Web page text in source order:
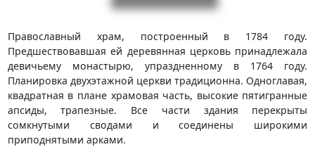
Православный храм, построенный в 1784 году.
Предшествовавшая ей деревянная церковь принадлежала
девичьему монастырю, упраздненному в 1764 году.
Планировка двухэтажной церкви традиционна. Одноглавая,
квадратная в плане храмовая часть, высокие пятигранные
апсиды, трапезные. Все части здания перекрыты
сомкнутыми сводами и соединены широкими
приподнятыми арками.